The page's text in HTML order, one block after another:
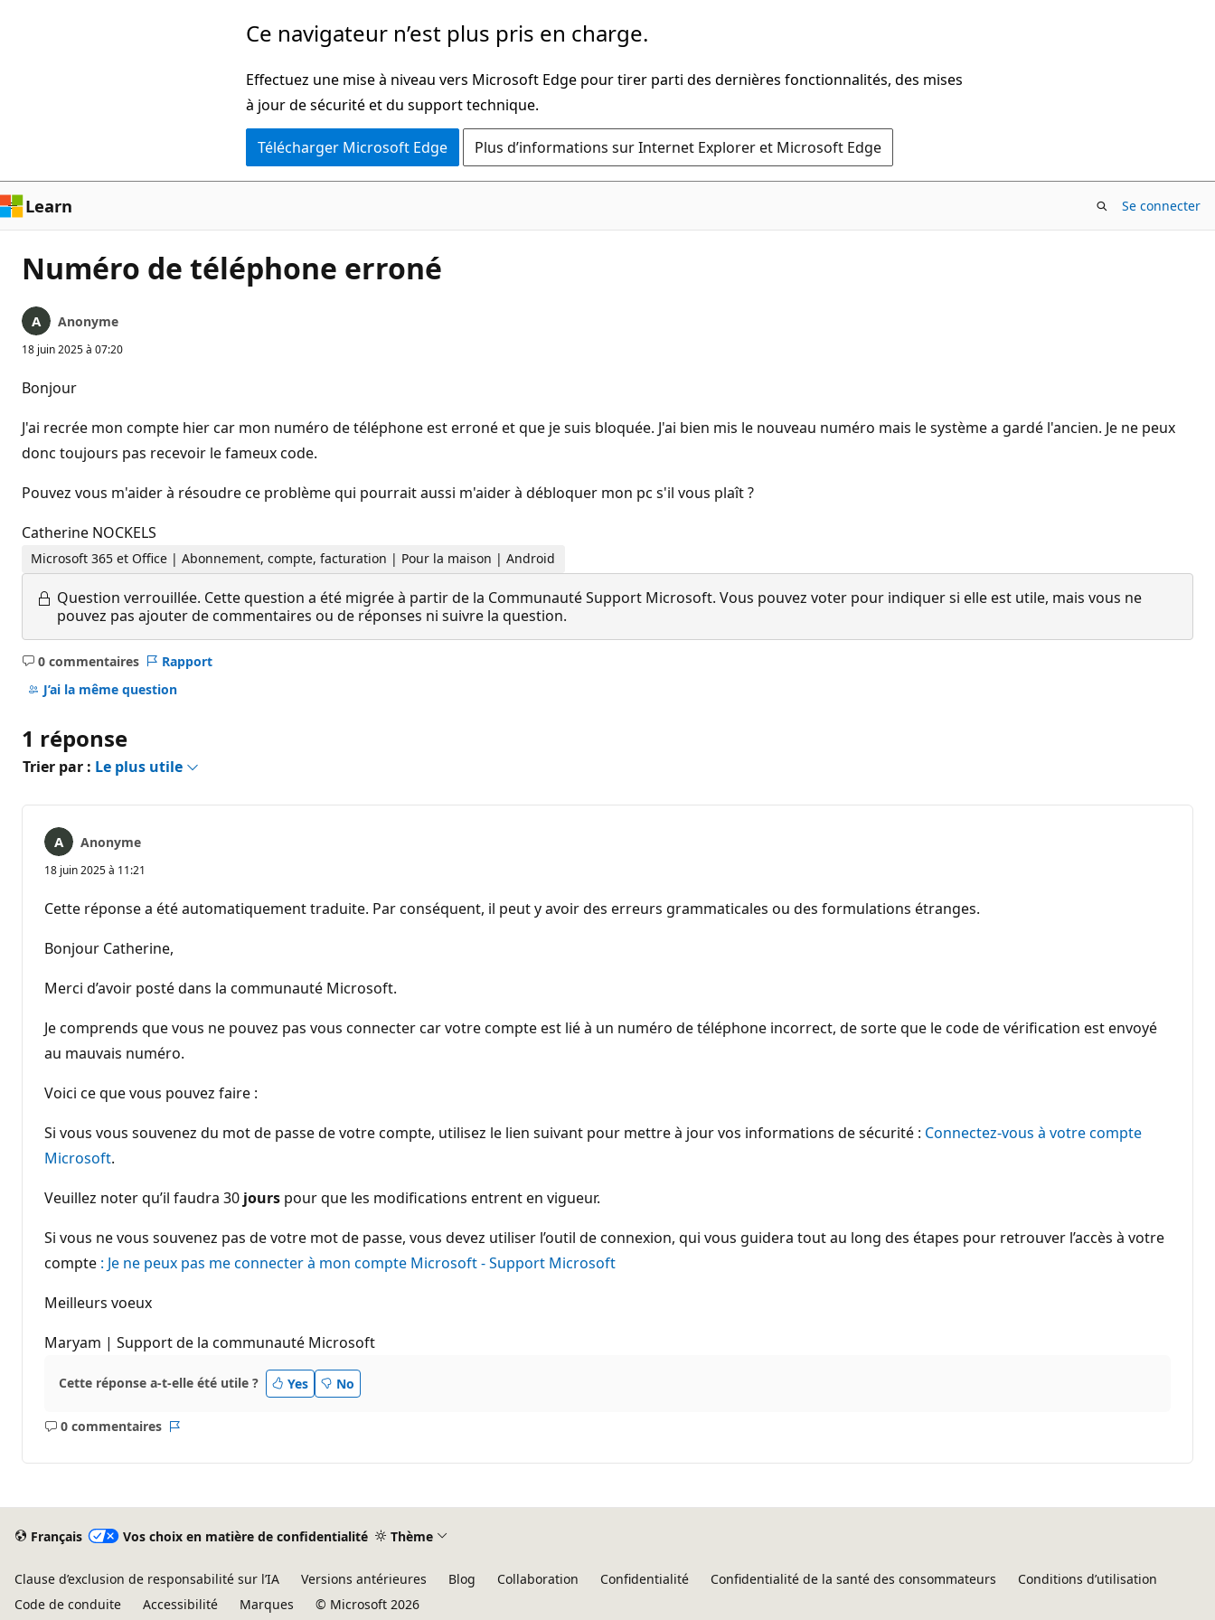
Ce navigateur n’est plus pris en charge.
Effectuez une mise à niveau vers Microsoft Edge pour tirer parti des dernières fonctionnalités, des mises
à jour de sécurité et du support technique.
Télécharger Microsoft Edge Plus d’informations sur Internet Explorer et Microsoft Edge
Learn Se connecter
Numéro de téléphone erroné
Anonyme
18 juin 2025 à 07:20
Bonjour
J'ai recrée mon compte hier car mon numéro de téléphone est erroné et que je suis bloquée. J'ai bien mis le nouveau numéro mais le système a gardé l'ancien. Je ne peux
donc toujours pas recevoir le fameux code.
Pouvez vous m'aider à résoudre ce problème qui pourrait aussi m'aider à débloquer mon pc s'il vous plaît ?
Catherine NOCKELS
Microsoft 365 et Office | Abonnement, compte, facturation | Pour la maison | Android
Question verrouillée. Cette question a été migrée à partir de la Communauté Support Microsoft. Vous pouvez voter pour indiquer si elle est utile, mais vous ne
pouvez pas ajouter de commentaires ou de réponses ni suivre la question.
0 commentaires
Aucun
commentaire
Rapport
J’ai la même question
1 réponse
Trier par : Le plus utile
Anonyme
18 juin 2025 à 11:21
Cette réponse a été automatiquement traduite. Par conséquent, il peut y avoir des erreurs grammaticales ou des formulations étranges.
Bonjour Catherine,
Merci d’avoir posté dans la communauté Microsoft.
Je comprends que vous ne pouvez pas vous connecter car votre compte est lié à un numéro de téléphone incorrect, de sorte que le code de vérification est envoyé
au mauvais numéro.
Voici ce que vous pouvez faire :
Si vous vous souvenez du mot de passe de votre compte, utilisez le lien suivant pour mettre à jour vos informations de sécurité : Connectez-vous à votre compte
Microsoft.
Veuillez noter qu’il faudra 30 jours pour que les modifications entrent en vigueur.
Si vous ne vous souvenez pas de votre mot de passe, vous devez utiliser l’outil de connexion, qui vous guidera tout au long des étapes pour retrouver l’accès à votre
compte : Je ne peux pas me connecter à mon compte Microsoft - Support Microsoft
Meilleurs voeux
Maryam | Support de la communauté Microsoft
Cette réponse a-t-elle été utile ? Yes No
0 commentaires
Aucun
Français Vos choix en matière de confidentialité Thème
Clause d’exclusion de responsabilité sur l’IA Versions antérieures Blog Collaboration Confidentialité Confidentialité de la santé des consommateurs
Conditions d’utilisation
Code de conduite
Accessibilité Marques © Microsoft 2026